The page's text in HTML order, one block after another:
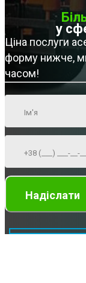
у
Ціна послуги
форму нижче,
часом!